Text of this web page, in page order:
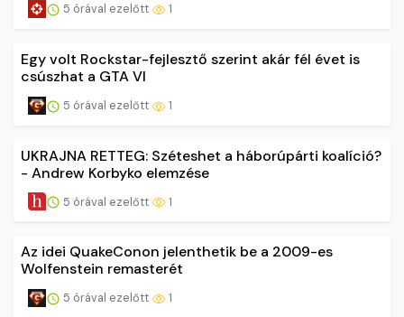
5 órával ezelőtt 1
Egy volt Rockstar-fejlesztő szerint akár fél évet is
csúszhat a GTA VI
5 órával ezelőtt 1
UKRAJNA RETTEG: Széteshet a háborúpárti koalíció?
- Andrew Korbyko elemzése
5 órával ezelőtt 1
Az idei QuakeConon jelenthetik be a 2009-es
Wolfenstein remasterét
5 órával ezelőtt 1